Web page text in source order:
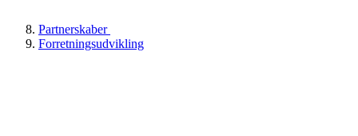
Partnerskaber
Forretningsudvikling